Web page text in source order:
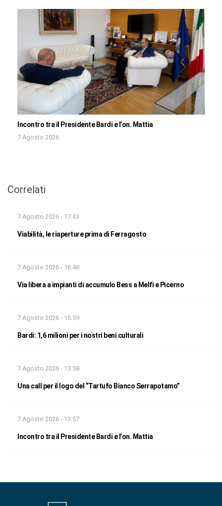
Incontro tra il Presidente Bardi e l’on. Mattia
7 Agosto 2026
Correlati
7 Agosto 2026 - 17:43
Viabilità, le riaperture prima di Ferragosto
7 Agosto 2026 - 16:48
Via libera a impianti di accumulo Bess a Melfi e Picerno
7 Agosto 2026 - 15:59
Bardi: 1,6 milioni per i nostri beni culturali
7 Agosto 2026 - 13:58
Una call per il logo del “Tartufo Bianco Serrapotamo”
7 Agosto 2026 - 13:57
Incontro tra il Presidente Bardi e l’on. Mattia